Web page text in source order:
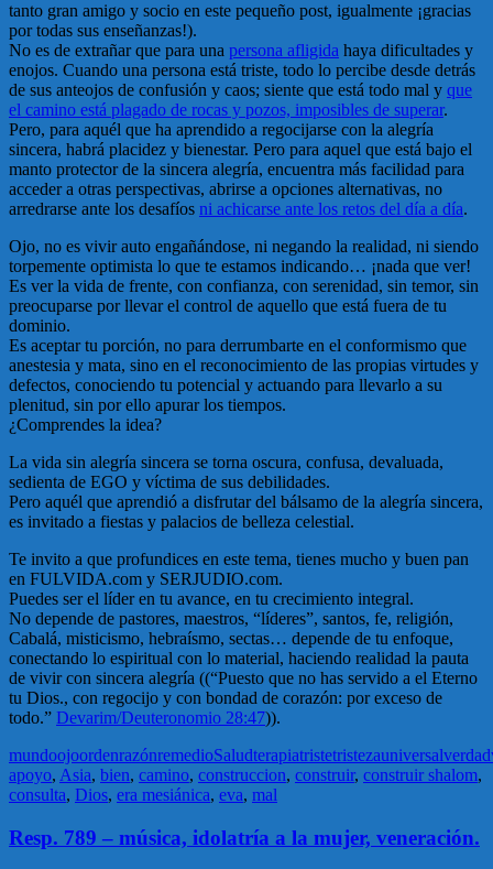
tanto gran amigo y socio en este pequeño post, igualmente ¡gracias
por todas sus enseñanzas!).
No es de extrañar que para una persona afligida haya dificultades y
enojos. Cuando una persona está triste, todo lo percibe desde detrás
de sus anteojos de confusión y caos; siente que está todo mal y que
el camino está plagado de rocas y pozos, imposibles de superar.
Pero, para aquél que ha aprendido a regocijarse con la alegría
sincera, habrá placidez y bienestar. Pero para aquel que está bajo el
manto protector de la sincera alegría, encuentra más facilidad para
acceder a otras perspectivas, abrirse a opciones alternativas, no
arredrarse ante los desafíos ni achicarse ante los retos del día a día.
Ojo, no es vivir auto engañándose, ni negando la realidad, ni siendo
torpemente optimista lo que te estamos indicando… ¡nada que ver!
Es ver la vida de frente, con confianza, con serenidad, sin temor, sin
preocuparse por llevar el control de aquello que está fuera de tu
dominio.
Es aceptar tu porción, no para derrumbarte en el conformismo que
anestesia y mata, sino en el reconocimiento de las propias virtudes y
defectos, conociendo tu potencial y actuando para llevarlo a su
plenitud, sin por ello apurar los tiempos.
¿Comprendes la idea?
La vida sin alegría sincera se torna oscura, confusa, devaluada,
sedienta de EGO y víctima de sus debilidades.
Pero aquél que aprendió a disfrutar del bálsamo de la alegría sincera,
es invitado a fiestas y palacios de belleza celestial.
Te invito a que profundices en este tema, tienes mucho y buen pan
en FULVIDA.com y SERJUDIO.com.
Puedes ser el líder en tu avance, en tu crecimiento integral.
No depende de pastores, maestros, “líderes”, santos, fe, religión,
Cabalá, misticismo, hebraísmo, sectas… depende de tu enfoque,
conectando lo espiritual con lo material, haciendo realidad la pauta
de vivir con sincera alegría ((“Puesto que no has servido a el Eterno
tu Dios., con regocijo y con bondad de corazón: por exceso de
todo.” Devarim/Deuteronomio 28:47)).
mundoojoordenrazónremedioSaludterapiatristetristezauniversalverdad
apoyo, Asia, bien, camino, construccion, construir, construir shalom,
consulta, Dios, era mesiánica, eva, mal
Resp. 789 – música, idolatría a la mujer, veneración.